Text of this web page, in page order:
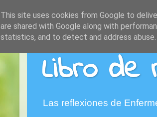
Libro de
Las reflexiones de
This site uses cookies from Google to
are shared with Google along with
statistics, and to detect and address abuse.